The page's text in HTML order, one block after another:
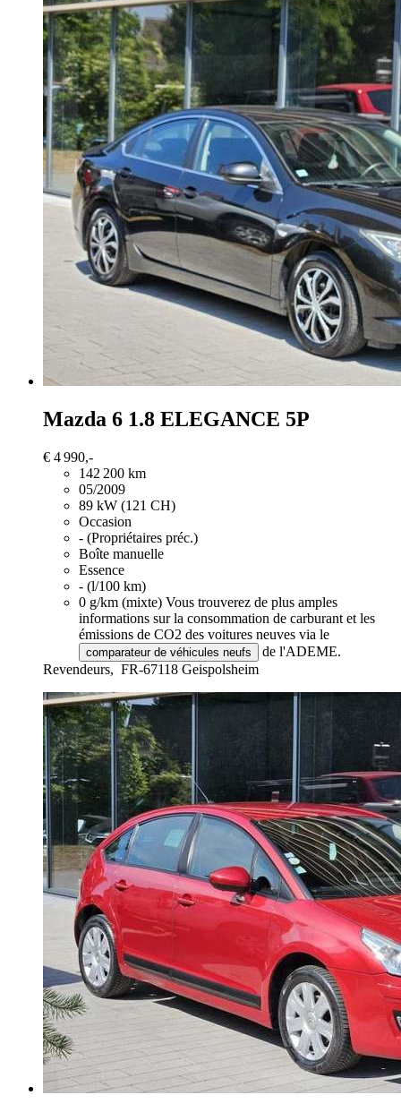
Mazda 6 1.8 ELEGANCE 5P
€ 4 990,-
142 200 km
05/2009
89 kW (121 CH)
Occasion
- (Propriétaires préc.)
Boîte manuelle
Essence
- (l/100 km)
0 g/km (mixte) Vous trouverez de plus amples
informations sur la consommation de carburant et les
émissions de CO2 des voitures neuves via le
comparateur de véhicules neufs
de l'ADEME.
Revendeurs, FR-67118 Geispolsheim